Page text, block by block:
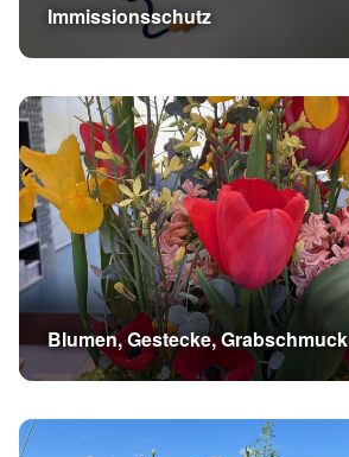
Immissionsschutz
Blumen, Gestecke, Grabschmuck